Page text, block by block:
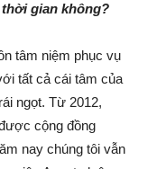
gian không?
tâm niệm phục vụ
tất cả cái tâm của
ngọt. Từ 2012,
cộng đồng
nay chúng tôi vẫn